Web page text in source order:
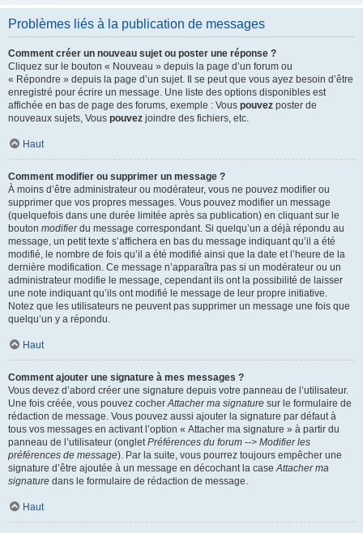
Problèmes liés à la publication de messages
Comment créer un nouveau sujet ou poster une réponse ?
Cliquez sur le bouton « Nouveau » depuis la page d’un forum ou
« Répondre » depuis la page d’un sujet. Il se peut que vous ayez besoin d’être
enregistré pour écrire un message. Une liste des options disponibles est
affichée en bas de page des forums, exemple : Vous pouvez poster de
nouveaux sujets, Vous pouvez joindre des fichiers, etc.
Haut
Comment modifier ou supprimer un message ?
À moins d’être administrateur ou modérateur, vous ne pouvez modifier ou
supprimer que vos propres messages. Vous pouvez modifier un message
(quelquefois dans une durée limitée après sa publication) en cliquant sur le
bouton modifierdu message correspondant. Si quelqu’un a déjà répondu au
message, un petit texte s’affichera en bas du message indiquant qu’il a été
modifié, le nombre de fois qu’il a été modifié ainsi que la date et l’heure de la
dernière modification. Ce message n’apparaîtra pas si un modérateur ou un
administrateur modifie le message, cependant ils ont la possibilité de laisser
une note indiquant qu’ils ont modifié le message de leur propre initiative.
Notez que les utilisateurs ne peuvent pas supprimer un message une fois que
quelqu’un y a répondu.
Haut
Comment ajouter une signature à mes messages ?
Vous devez d’abord créer une signature depuis votre panneau de l’utilisateur.
Une fois créée, vous pouvez cocherAttacher ma signature sur le formulaire de
rédaction de message. Vous pouvez aussi ajouter la signature par défaut à
tous vos messages en activant l’option « Attacher ma signature » à partir du
panneau de l’utilisateur (ongletPréférences du forum --> Modifier les
préférences de message). Par la suite, vous pourrez toujours empêcher une
signature d’être ajoutée à un message en décochant la caseAttacher ma
signature dans le formulaire de rédaction de message.
Haut